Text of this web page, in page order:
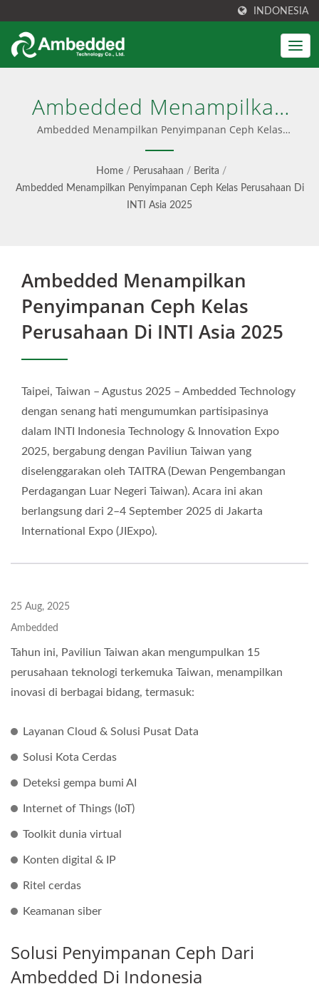
INDONESIA
Ambedded Menampilkan
Penyimpanan Ceph Kelas
Perusahaan Di INTI Asia
2025 | Penyimpanan Blok,
Ambedded Menampilkan Penyimpanan Ceph Kelas
Perusahaan di INTI Asia 2025 | Antarmuka Manajemen
Ceph yang Ramah Pengguna
Home / Perusahaan / Berita /
Ambedded Menampilkan Penyimpanan Ceph Kelas Perusahaan Di
INTI Asia 2025
Ambedded Menampilkan
Penyimpanan Ceph Kelas
Perusahaan Di INTI Asia 2025
Taipei, Taiwan – Agustus 2025 – Ambedded Technology
dengan senang hati mengumumkan partisipasinya
dalam INTI Indonesia Technology & Innovation Expo
2025, bergabung dengan Paviliun Taiwan yang
diselenggarakan oleh TAITRA (Dewan Pengembangan
Perdagangan Luar Negeri Taiwan). Acara ini akan
berlangsung dari 2–4 September 2025 di Jakarta
International Expo (JIExpo).
25 Aug, 2025
Ambedded
Tahun ini, Paviliun Taiwan akan mengumpulkan 15
perusahaan teknologi terkemuka Taiwan, menampilkan
inovasi di berbagai bidang, termasuk:
Layanan Cloud & Solusi Pusat Data
Solusi Kota Cerdas
Deteksi gempa bumi AI
Internet of Things (IoT)
Toolkit dunia virtual
Konten digital & IP
Ritel cerdas
Keamanan siber
Solusi Penyimpanan Ceph Dari
Ambedded Di Indonesia